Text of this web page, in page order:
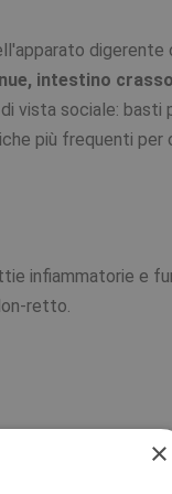
digerente
intestino
vista sociale: basti
più frequenti per
infiammatorie e
retto.
×